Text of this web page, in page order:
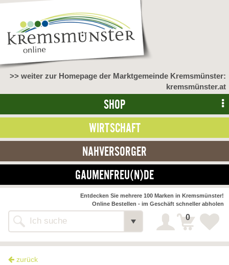
>> weiter zur Homepage der Marktgemeinde Kremsmünster:
kremsmünster.at
SHOP
WIRTSCHAFT
NAHVERSORGER
GAUMENFREU(N)DE
Alle Webseiten
Entdecken Sie mehrere 100 Marken in Kremsmünster!
Online Bestellen - im Geschäft schneller abholen
0
zurück